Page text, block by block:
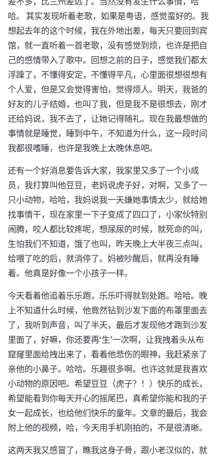
哈。 其实发现听着老歌，如果是粤语，感觉蛮好的。我
想起去年的这个时候，我在外地出差，每天只要回到宾
馆，就一直听着一首老歌，没有感觉到烦，也许是把自
己的感情带入了歌中。回想之前的日子，感觉我们都太
浮躁了，不懂得安定，不懂得平凡，心里面很想很想有
个人爱，但是又会觉得害怕，觉得烦人。明天，我爸的
好友的儿子结婚，也叫了我，但是我不是很想去，刚才
还给妈说，我不去了，让她记得随礼。现在我最想做的
事情就是睡觉，睡到中午，不知道为什么，这一段时间
我都很嗜睡，也许是我晚上太晚休息吧。
还有一个好消息要告诉大家，我家里又多了一个小成
员，我打算叫他豆豆，老妈说虎子好，对啊，又多了一
只小动物，哈哈，我妈说我一天嫌她事情太少，就给她
找事情干，现在家里一下子变成了四口了，小家伙特别
闹腾，咬人都比较疼呢，想尿尿的时候，就死命的叫，
生怕我们不知道，饿了也叫，昨天晚上大半夜三点叫，
给喂了吃的后，就消停了。妈被吵醒后，就再没有睡
着。他真是好像一个小孩子一样。
今天看着他追着乐乐跑，乐乐吓得就到处跑。哈哈。晚
上不知道什么时候，他竟然钻到沙发下面的布罩里面去
了，我听到声音，叫了半天，最后才发现他才跑到沙发
里面了，好嘛，你还要再‘生’一次啊，让我拽着头从布
窟窿里面给拽出来了，看着他悲伤的眼神，我赶紧亲了
亲他的小鼻子。哈哈。乐趣很多啊。也许这就是我喜欢
小动物的原因吧。希望豆豆（虎子？！）快乐的成长，
希望能看到你每天开心的摇尾巴，真希望你能和我的子
女一起成长，也给他们快乐的童年。文章的最后，我会
附上他的视频，哈，今天用手机刚拍的，不是很清晰。
这两天我又感冒了，瞧我这身子骨，跟小老汉似的，就